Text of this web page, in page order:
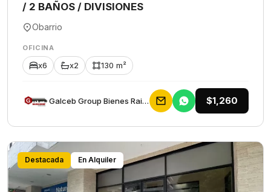
/ 2 BAÑOS / DIVISIONES
Obarrio
OFICINA
x6 x2 130 m²
Galceb Group Bienes Raices $1,260
Destacada En Alquiler